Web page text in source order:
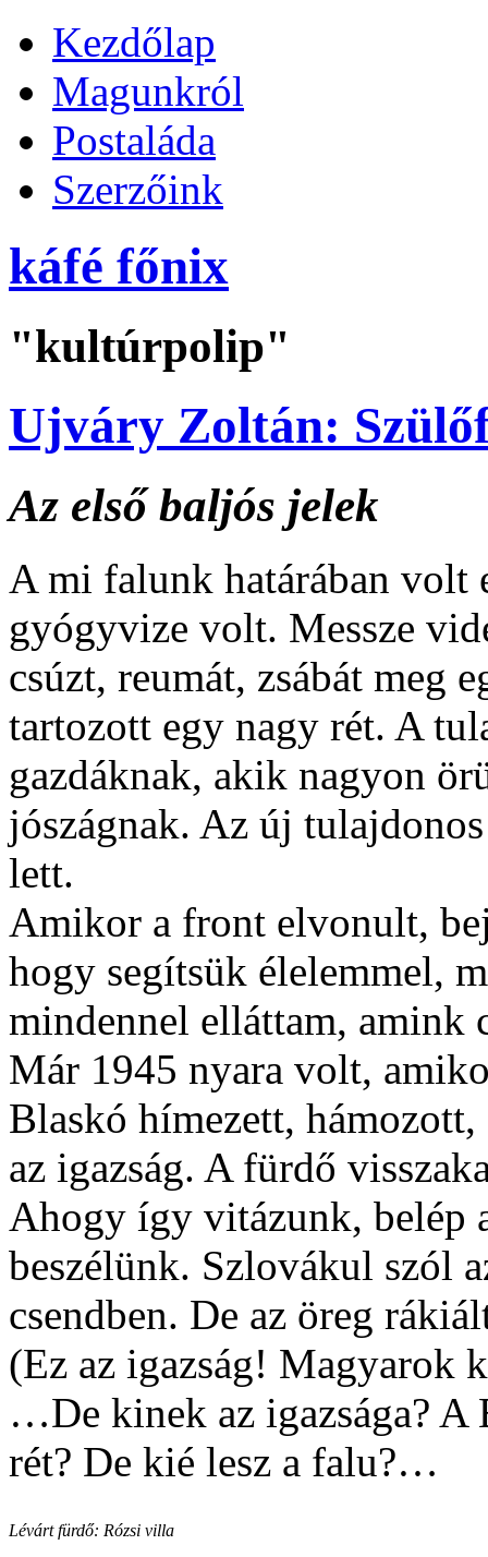
Kezdőlap
Magunkról
Postaláda
Szerzőink
káfé főnix
"kultúrpolip"
Ujváry Zoltán:
Az első baljós jelek
A mi falunk határában
gyógyvize volt. Messze
csúzt, reumát, zsábát meg
tartozott egy nagy rét. A
gazdáknak, akik nagyon
jószágnak. Az új
lett.
Amikor a front elvonult,
hogy segítsük élelemmel,
mindennel elláttam, amink
Már 1945 nyara volt,
Blaskó hímezett,
az igazság. A fürdő
Ahogy így vitázunk, belép
beszélünk. Szlovákul szól
csendben. De az öreg
(Ez az igazság! Magyarok
…De kinek az igazsága? A
rét? De kié lesz a falu?…
Lévárt fürdő: Rózsi villa